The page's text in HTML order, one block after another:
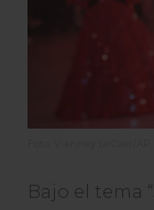
Bajo el tema “